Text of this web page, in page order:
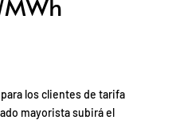
los clientes de tarifa
mayorista subirá el